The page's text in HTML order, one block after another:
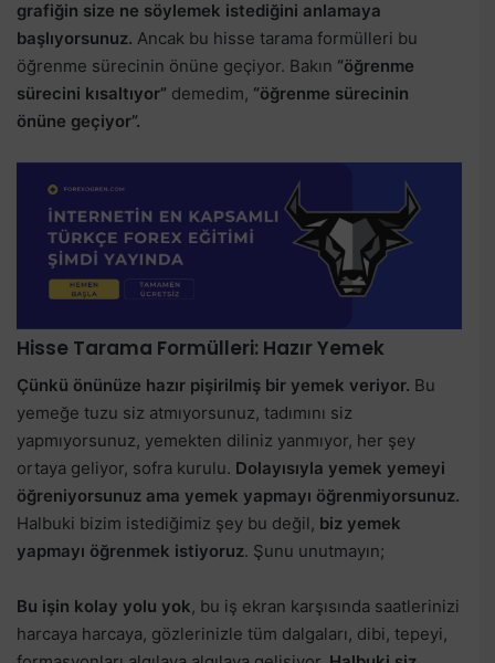
grafiğin size ne söylemek istediğini anlamaya
başlıyorsunuz. Ancak bu hisse tarama formülleri bu
öğrenme sürecinin önüne geçiyor. Bakın “öğrenme
sürecini kısaltıyor” demedim, “öğrenme sürecinin
önüne geçiyor”.
Hisse Tarama Formülleri: Hazır Yemek
Çünkü önünüze hazır pişirilmiş bir yemek veriyor. Bu
yemeğe tuzu siz atmıyorsunuz, tadımını siz
yapmıyorsunuz, yemekten diliniz yanmıyor, her şey
ortaya geliyor, sofra kurulu. Dolayısıyla yemek yemeyi
öğreniyorsunuz ama yemek yapmayı öğrenmiyorsunuz.
Halbuki bizim istediğimiz şey bu değil, biz yemek
yapmayı öğrenmek istiyoruz. Şunu unutmayın;
Bu işin kolay yolu yok, bu iş ekran karşısında saatlerinizi
harcaya harcaya, gözlerinizle tüm dalgaları, dibi, tepeyi,